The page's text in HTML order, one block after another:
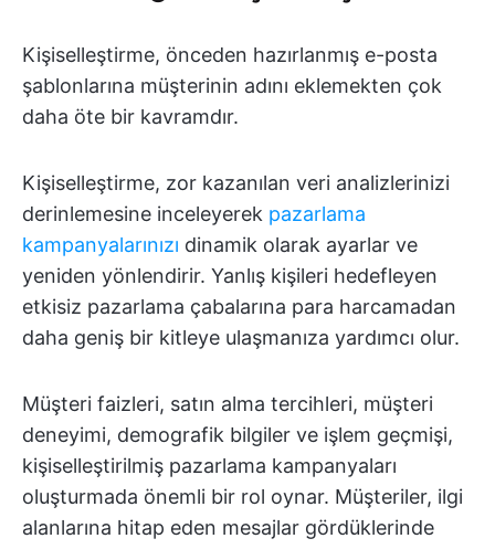
Kişiselleştirme, önceden hazırlanmış e-posta
şablonlarına müşterinin adını eklemekten çok
daha öte bir kavramdır.
Kişiselleştirme, zor kazanılan veri analizlerinizi
derinlemesine inceleyerek pazarlama
kampanyalarınızı dinamik olarak ayarlar ve
yeniden yönlendirir. Yanlış kişileri hedefleyen
etkisiz pazarlama çabalarına para harcamadan
daha geniş bir kitleye ulaşmanıza yardımcı olur.
Müşteri faizleri, satın alma tercihleri, müşteri
deneyimi, demografik bilgiler ve işlem geçmişi,
kişiselleştirilmiş pazarlama kampanyaları
oluşturmada önemli bir rol oynar. Müşteriler, ilgi
alanlarına hitap eden mesajlar gördüklerinde